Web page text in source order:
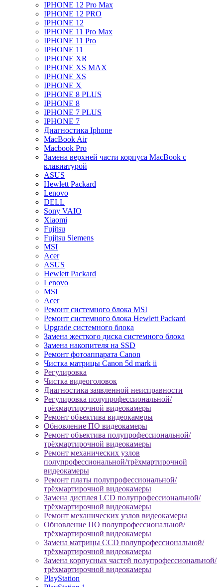
IPHONE 12 Pro Max
IPHONE 12 PRO
IPHONE 12
IPHONE 11 Pro Max
IPHONE 11 Pro
IPHONE 11
IPHONE XR
IPHONE XS MAX
IPHONE XS
IPHONE X
IPHONE 8 PLUS
IPHONE 8
IPHONE 7 PLUS
IPHONE 7
Диагностика Iphone
MacBook Air
Macbook Pro
Замена верхней части корпуса MacBook с
клавиатурой
ASUS
Hewlett Packard
Lenovo
DELL
Sony VAIO
Xiaomi
Fujitsu
Fujitsu Siemens
MSI
Acer
ASUS
Hewlett Packard
Lenovo
MSI
Acer
Ремонт системного блока MSI
Ремонт системного блока Hewlett Packard
Upgrade системного блока
Замена жесткого диска системного блока
Замена накопителя на SSD
Ремонт фотоаппарата Canon
Чистка матрицы Canon 5d mark ii
Регулировка
Чистка видеоголовок
Диагностика заявленной неисправности
Регулировка полупрофессиональной/
трёхмартирочной видеокамеры
Ремонт объектива видеокамеры
Обновление ПО видеокамеры
Ремонт объектива полупрофессиональной/
трёхмартирочной видеокамеры
Ремонт механических узлов
полупрофессиональной/трёхмартирочной
видеокамеры
Ремонт платы полупрофессиональной/
трёхмартирочной видеокамеры
Замена дисплея LCD полупрофессиональной/
трёхмартирочной видеокамеры
Ремонт механических узлов видеокамеры
Обновление ПО полупрофессиональной/
трёхмартирочной видеокамеры
Замена матрицы CCD полупрофессиональной/
трёхмартирочной видеокамеры
Замена корпусных частей полупрофессиональной/
трёхмартирочной видеокамеры
PlayStation